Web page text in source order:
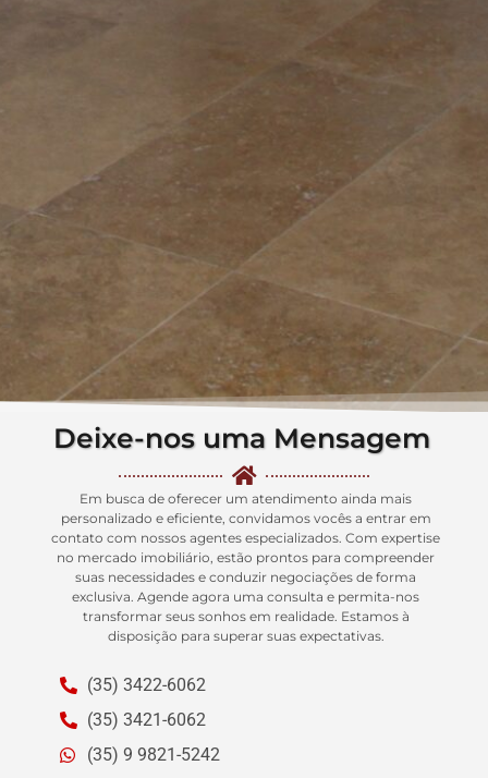
Deixe-nos uma Mensagem
Em busca de oferecer um atendimento ainda mais
personalizado e eficiente, convidamos vocês a entrar em
contato com nossos agentes especializados. Com expertise
no mercado imobiliário, estão prontos para compreender
suas necessidades e conduzir negociações de forma
exclusiva. Agende agora uma consulta e permita-nos
transformar seus sonhos em realidade. Estamos à
disposição para superar suas expectativas.
(35) 3422-6062
(35) 3421-6062
(35) 9 9821-5242